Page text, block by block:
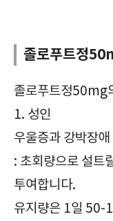
졸로푸트정
졸로푸트정50mg
1. 성인
우울증과 강박장애
: 초회량으로 설트
투여합니다.
유지량은 1일 50-